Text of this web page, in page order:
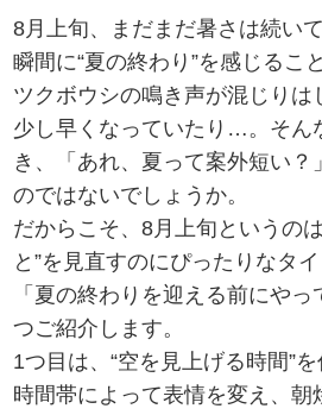
8月上旬、まだまだ暑さは続い
瞬間に“夏の終わり”を感じるこ
ツクボウシの鳴き声が混じりは
少し早くなっていたり…。そん
き、「あれ、夏って案外短い？
のではないでしょうか。
だからこそ、8月上旬というの
と”を見直すのにぴったりなタ
「夏の終わりを迎える前にや
つご紹介します。
1つ目は、“空を見上げる時間”
時間帯によって表情を変え、朝